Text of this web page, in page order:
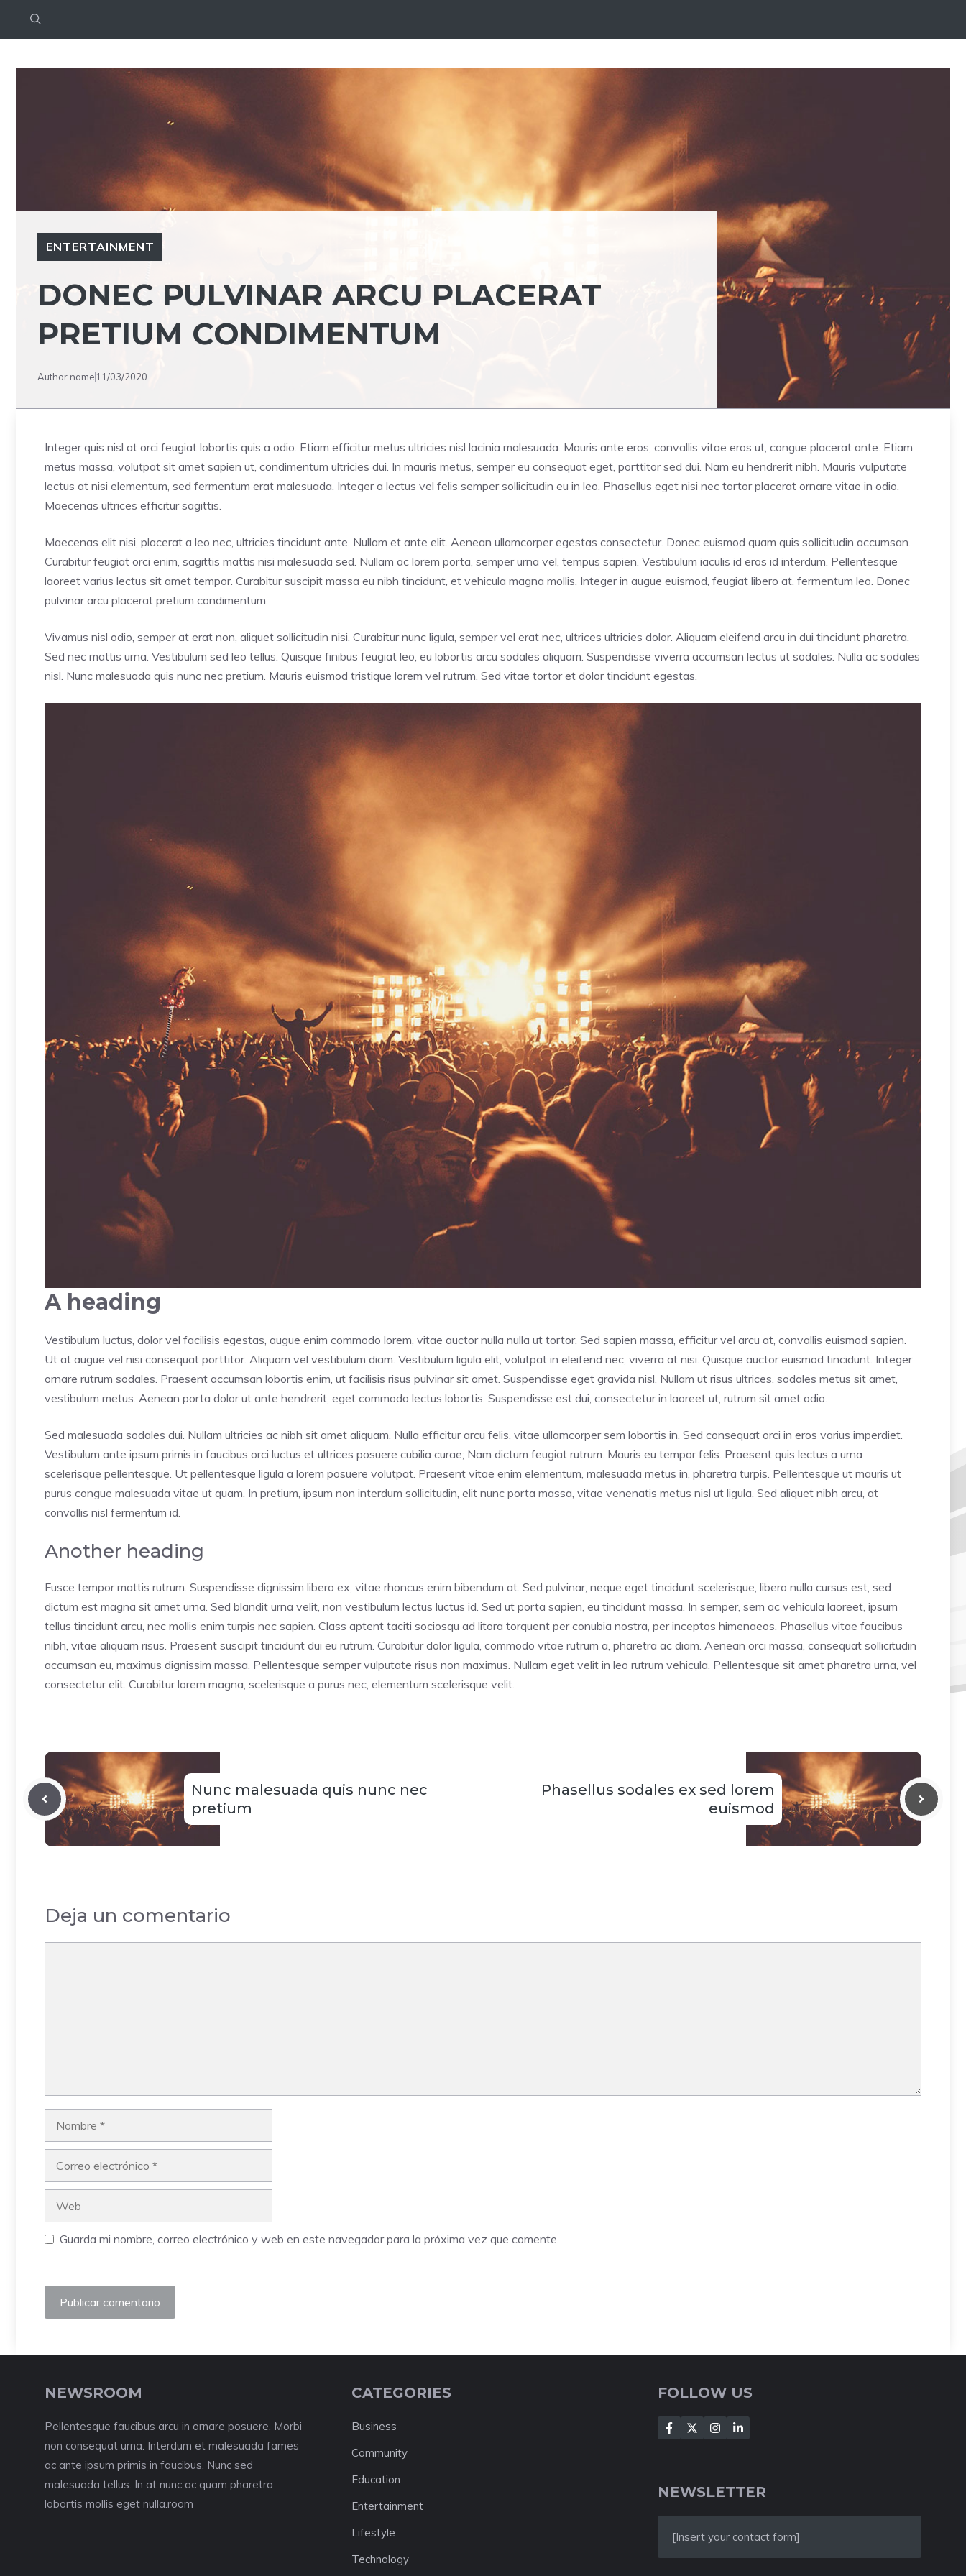
ENTERTAINMENT
DONEC PULVINAR ARCU PLACERAT
PRETIUM CONDIMENTUM
Author name 11/03/2020
Integer quis nisl at orci feugiat lobortis quis a odio. Etiam efficitur metus ultricies nisl lacinia malesuada. Mauris ante eros, convallis vitae eros ut, congue placerat ante. Etiam
metus massa, volutpat sit amet sapien ut, condimentum ultricies dui. In mauris metus, semper eu consequat eget, porttitor sed dui. Nam eu hendrerit nibh. Mauris vulputate
lectus at nisi elementum, sed fermentum erat malesuada. Integer a lectus vel felis semper sollicitudin eu in leo. Phasellus eget nisi nec tortor placerat ornare vitae in odio.
Maecenas ultrices efficitur sagittis.
Maecenas elit nisi, placerat a leo nec, ultricies tincidunt ante. Nullam et ante elit. Aenean ullamcorper egestas consectetur. Donec euismod quam quis sollicitudin accumsan.
Curabitur feugiat orci enim, sagittis mattis nisi malesuada sed. Nullam ac lorem porta, semper urna vel, tempus sapien. Vestibulum iaculis id eros id interdum. Pellentesque
laoreet varius lectus sit amet tempor. Curabitur suscipit massa eu nibh tincidunt, et vehicula magna mollis. Integer in augue euismod, feugiat libero at, fermentum leo. Donec
pulvinar arcu placerat pretium condimentum.
Vivamus nisl odio, semper at erat non, aliquet sollicitudin nisi. Curabitur nunc ligula, semper vel erat nec, ultrices ultricies dolor. Aliquam eleifend arcu in dui tincidunt pharetra.
Sed nec mattis urna. Vestibulum sed leo tellus. Quisque finibus feugiat leo, eu lobortis arcu sodales aliquam. Suspendisse viverra accumsan lectus ut sodales. Nulla ac sodales
nisl. Nunc malesuada quis nunc nec pretium. Mauris euismod tristique lorem vel rutrum. Sed vitae tortor et dolor tincidunt egestas.
A heading
Vestibulum luctus, dolor vel facilisis egestas, augue enim commodo lorem, vitae auctor nulla nulla ut tortor. Sed sapien massa, efficitur vel arcu at, convallis euismod sapien.
Ut at augue vel nisi consequat porttitor. Aliquam vel vestibulum diam. Vestibulum ligula elit, volutpat in eleifend nec, viverra at nisi. Quisque auctor euismod tincidunt. Integer
ornare rutrum sodales. Praesent accumsan lobortis enim, ut facilisis risus pulvinar sit amet. Suspendisse eget gravida nisl. Nullam ut risus ultrices, sodales metus sit amet,
vestibulum metus. Aenean porta dolor ut ante hendrerit, eget commodo lectus lobortis. Suspendisse est dui, consectetur in laoreet ut, rutrum sit amet odio.
Sed malesuada sodales dui. Nullam ultricies ac nibh sit amet aliquam. Nulla efficitur arcu felis, vitae ullamcorper sem lobortis in. Sed consequat orci in eros varius imperdiet.
Vestibulum ante ipsum primis in faucibus orci luctus et ultrices posuere cubilia curae; Nam dictum feugiat rutrum. Mauris eu tempor felis. Praesent quis lectus a urna
scelerisque pellentesque. Ut pellentesque ligula a lorem posuere volutpat. Praesent vitae enim elementum, malesuada metus in, pharetra turpis. Pellentesque ut mauris ut
purus congue malesuada vitae ut quam. In pretium, ipsum non interdum sollicitudin, elit nunc porta massa, vitae venenatis metus nisl ut ligula. Sed aliquet nibh arcu, at
convallis nisl fermentum id.
Another heading
Fusce tempor mattis rutrum. Suspendisse dignissim libero ex, vitae rhoncus enim bibendum at. Sed pulvinar, neque eget tincidunt scelerisque, libero nulla cursus est, sed
dictum est magna sit amet urna. Sed blandit urna velit, non vestibulum lectus luctus id. Sed ut porta sapien, eu tincidunt massa. In semper, sem ac vehicula laoreet, ipsum
tellus tincidunt arcu, nec mollis enim turpis nec sapien. Class aptent taciti sociosqu ad litora torquent per conubia nostra, per inceptos himenaeos. Phasellus vitae faucibus
nibh, vitae aliquam risus. Praesent suscipit tincidunt dui eu rutrum. Curabitur dolor ligula, commodo vitae rutrum a, pharetra ac diam. Aenean orci massa, consequat sollicitudin
accumsan eu, maximus dignissim massa. Pellentesque semper vulputate risus non maximus. Nullam eget velit in leo rutrum vehicula. Pellentesque sit amet pharetra urna, vel
consectetur elit. Curabitur lorem magna, scelerisque a purus nec, elementum scelerisque velit.
Nunc malesuada quis nunc nec
pretium
Phasellus sodales ex sed lorem
euismod
Deja un comentario
Guarda mi nombre, correo electrónico y web en este navegador para la próxima vez que comente.
NEWSROOM
Pellentesque faucibus arcu in ornare posuere. Morbi
non consequat urna. Interdum et malesuada fames
ac ante ipsum primis in faucibus. Nunc sed
malesuada tellus. In at nunc ac quam pharetra
lobortis mollis eget nulla.room
CATEGORIES
Business
Community
Education
Entertainment
Lifestyle
Technology
FOLLOW US
NEWSLETTER
[Insert your contact form]